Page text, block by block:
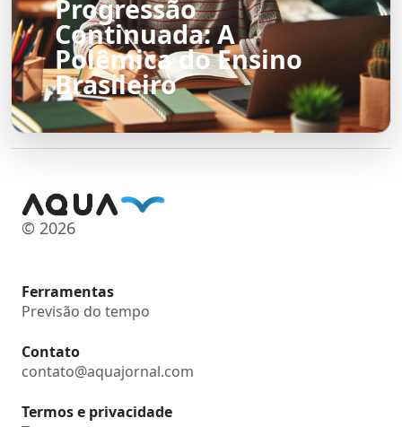
Progressão
Continuada: A
Polêmica do Ensino
Brasileiro
© 2026
Ferramentas
Previsão do tempo
Contato
contato@aquajornal.com
Termos e privacidade